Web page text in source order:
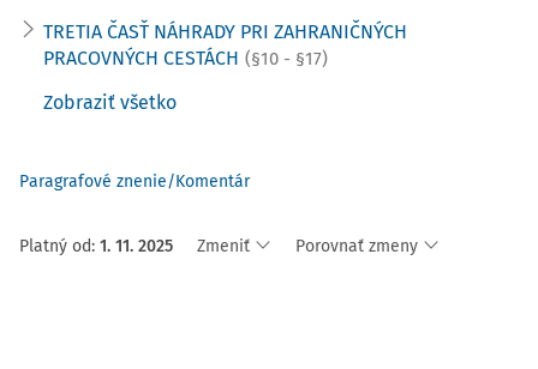
TRETIA ČASŤ NÁHRADY PRI ZAHRANIČNÝCH
PRACOVNÝCH CESTÁCH (§10 - §17)
Zobraziť všetko
Paragrafové znenie/Komentár
Platný od: 1. 11. 2025 Zmeniť Porovnať zmeny